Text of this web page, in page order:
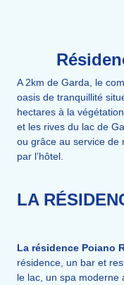
A 2km de Garda, le
oasis de tranquillité
hectares à la
et les rives du lac de
ou grâce au service de
par l’hôtel.
LA
La résidence Poiano
résidence, un bar et
le lac, un spa moderne